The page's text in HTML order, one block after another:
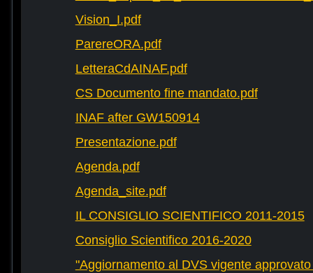
Vision_I.pdf
ParereORA.pdf
LetteraCdAINAF.pdf
CS Documento fine mandato.pdf
INAF after GW150914
Presentazione.pdf
Agenda.pdf
Agenda_site.pdf
IL CONSIGLIO SCIENTIFICO 2011-2015
Consiglio Scientifico 2016-2020
"Aggiornamento al DVS vigente